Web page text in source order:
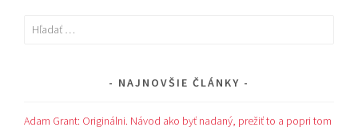
Hľadať:
NAJNOVŠIE ČLÁNKY
Adam Grant: Originálni. Návod ako byť nadaný, prežiť to a popri tom